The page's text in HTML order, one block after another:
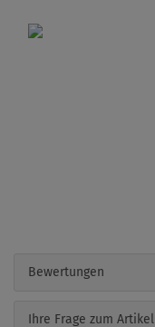
Bewertungen
Ihre Frage zum Artikel